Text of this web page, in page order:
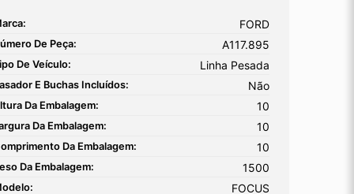
FORD
De Peça: A117.895
De Veículo: Linha Pesada
E Buchas Incluídos: Não
Da Embalagem: 10
Da Embalagem: 10
Da Embalagem: 10
Da Embalagem: 1500
FOCUS